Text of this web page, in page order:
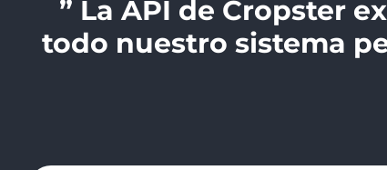
” La API de Cropster
todo nuestro sistema